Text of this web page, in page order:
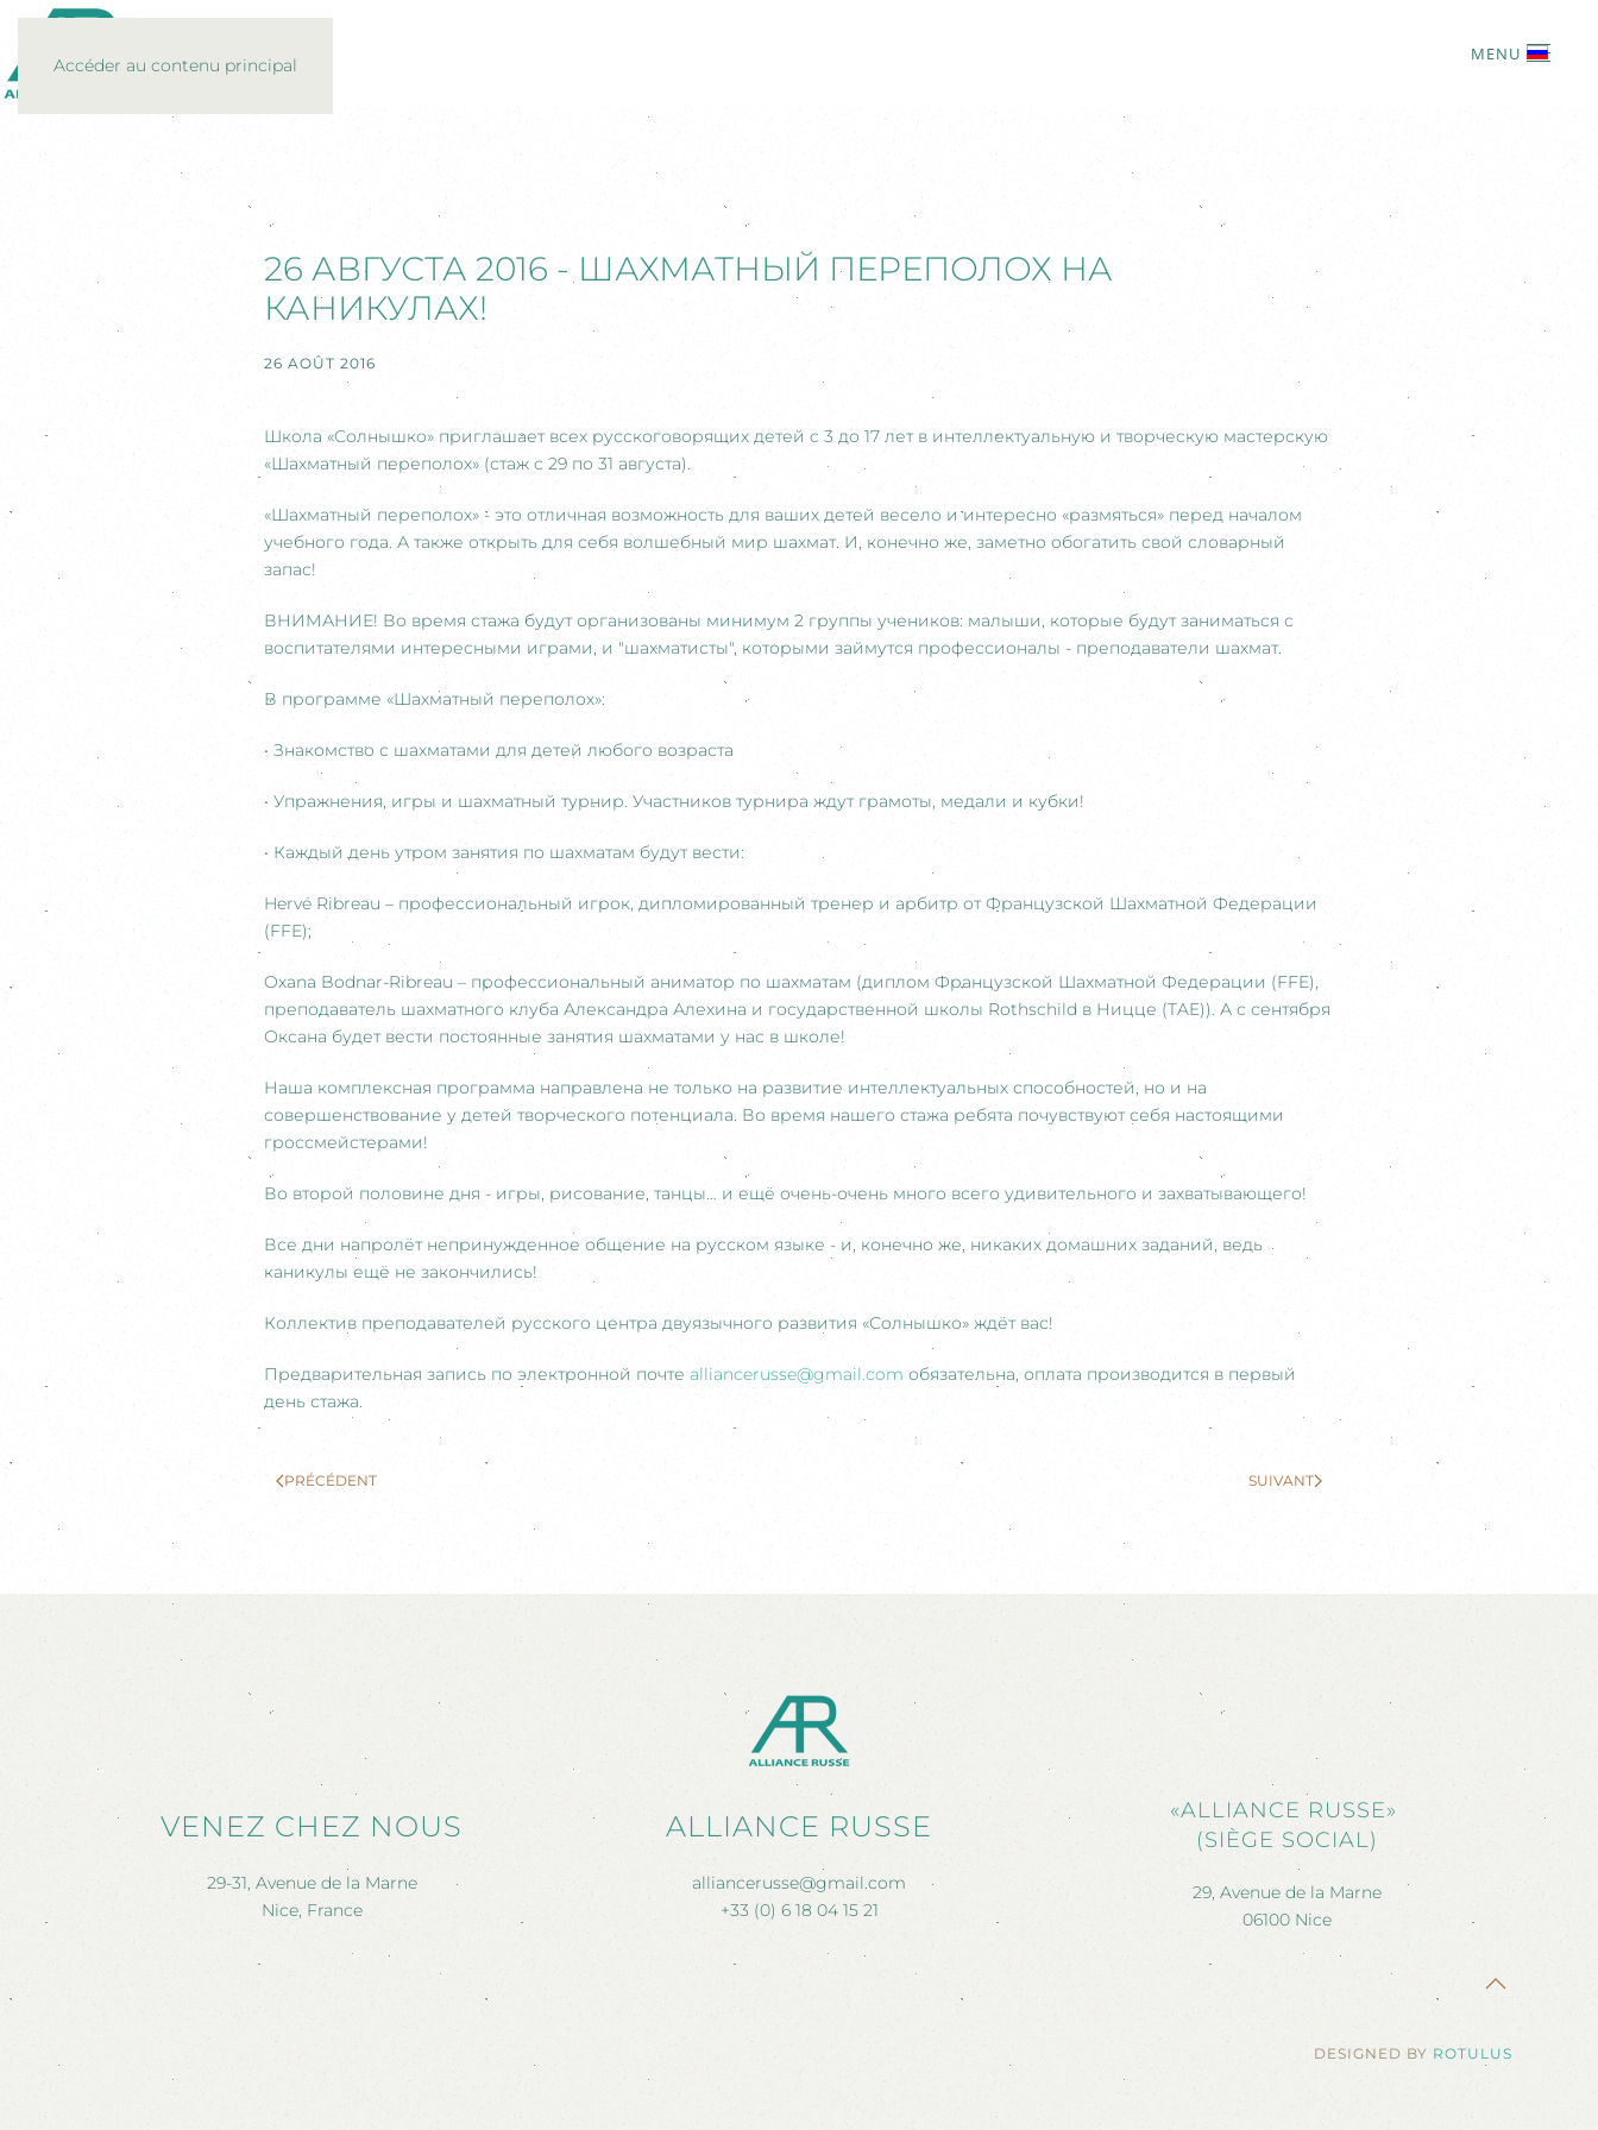
Accéder au contenu principal
MENU
26 АВГУСТА 2016 - ШАХМАТНЫЙ ПЕРЕПОЛОХ НА
КАНИКУЛАХ!
26 AOÛT 2016
Школа «Солнышко» приглашает всех русскоговорящих детей c 3 до 17 лет в интеллектуальную и творческую мастерскую
«Шахматный переполох» (стаж с 29 по 31 августа).
«Шахматный переполох» - это отличная возможность для ваших детей весело и интересно «размяться» перед началом
учебного года. А также открыть для себя волшебный мир шахмат. И, конечно же, заметно обогатить свой словарный
запас!
ВНИМАНИЕ! Во время стажа будут организованы минимум 2 группы учеников: малыши, которые будут заниматься с
воспитателями интересными играми, и "шахматисты", которыми займутся профессионалы - преподаватели шахмат.
В программе «Шахматный переполох»:
• Знакомство с шахматами для детей любого возраста
• Упражнения, игры и шахматный турнир. Участников турнира ждут грамоты, медали и кубки!
• Каждый день утром занятия по шахматам будут вести:
Hervé Ribreau – профессиональный игрок, дипломированный тренер и арбитр от Французской Шахматной Федерации
(FFE);
Oxana Bodnar-Ribreau – профессиональный аниматор по шахматам (диплом Французской Шахматной Федерации (FFE),
преподаватель шахматного клуба Александра Алехина и государственной школы Rothschild в Ницце (TAE)). А с сентября
Оксана будет вести постоянные занятия шахматами у нас в школе!
Наша комплексная программа направлена не только на развитие интеллектуальных способностей, но и на
совершенствование у детей творческого потенциала. Во время нашего стажа ребята почувствуют себя настоящими
гроссмейстерами!
Во второй половине дня - игры, рисование, танцы… и ещё очень-очень много всего удивительного и захватывающего!
Все дни напролёт непринужденное общение на русском языке - и, конечно же, никаких домашних заданий, ведь
каникулы ещё не закончились!
Коллектив преподавателей русского центра двуязычного развития «Солнышко» ждёт вас!
Предварительная запись по электронной почте alliancerusse@gmail.com обязательна, оплата производится в первый
день стажа.
PRÉCÉDENT SUIVANT
VENEZ CHEZ NOUS
29-31, Avenue de la Marne
Nice, France
ALLIANCE RUSSE
alliancerusse@gmail.com
+33 (0) 6 18 04 15 21
«ALLIANCE RUSSE»
(SIÈGE SOCIAL)
29, Avenue de la Marne
06100 Nice
DESIGNED BY ROTULUS